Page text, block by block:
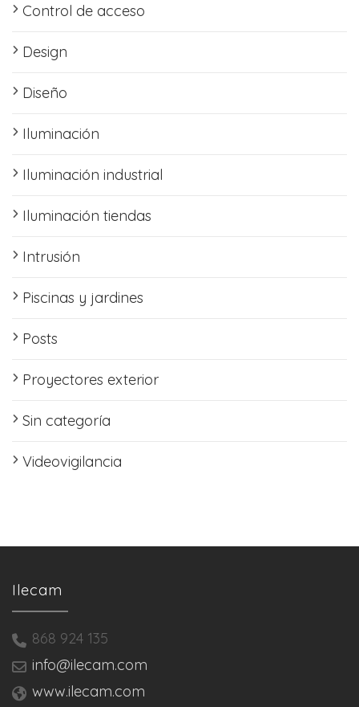
Control de acceso
Design
Diseño
Iluminación
Iluminación industrial
Iluminación tiendas
Intrusión
Piscinas y jardines
Posts
Proyectores exterior
Sin categoría
Videovigilancia
Ilecam
868 924 135
info@ilecam.com
www.ilecam.com